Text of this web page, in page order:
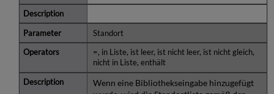
Standort
=, in Liste, ist leer, ist nicht leer, ist nicht gleich,
nicht in Liste, enthält
Wenn eine Bibliothekseingabe hinzugefügt